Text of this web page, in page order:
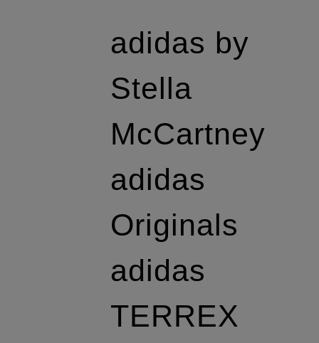
adidas by
Stella
McCartney
adidas
Originals
adidas
TERREX